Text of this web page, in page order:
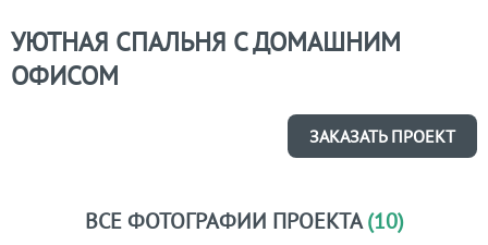
УЮТНАЯ СПАЛЬНЯ С ДОМАШНИМ
ОФИСОМ
ЗАКАЗАТЬ ПРОЕКТ
ВСЕ ФОТОГРАФИИ ПРОЕКТА(10)